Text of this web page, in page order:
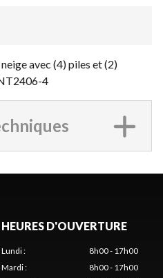
avec (4) piles et (2)
4
HEURES D'OUVERTURE
Lundi:
8h00 - 17h00
Mardi:
8h00 - 17h00